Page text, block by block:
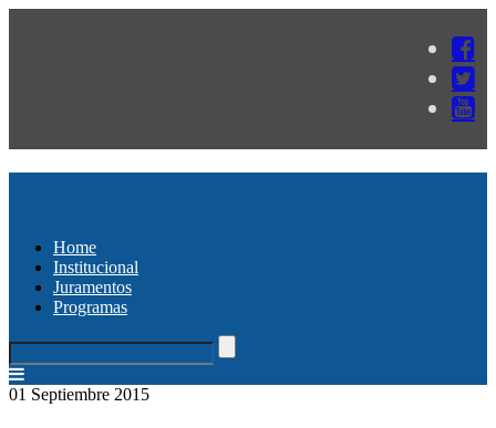
Home
Institucional
Juramentos
Programas
01 Septiembre 2015